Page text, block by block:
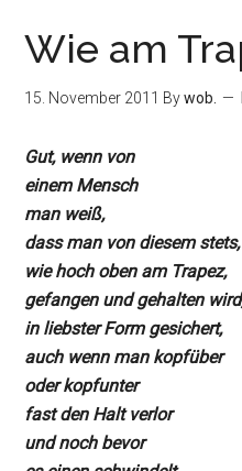
Wie am
15. November 2011 Bywob.
Gut, wenn von
einem Mensch
man weiß,
dass man von diesem stets,
wie hoch oben am Trapez,
gefangen und gehalten
in liebster Form gesichert,
auch wenn man kopfüber
oder kopfunter
fast den Halt verlor
und noch bevor